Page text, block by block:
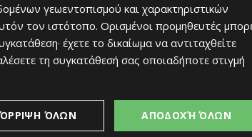
γεωεντοπισμού και χαρακτηριστικών
τον ιστότοπο. Ορισμένοι προμηθευτές
έχετε το δικαίωμα να αντιταχθείτε
τη συγκατάθεσή σας οποιαδήποτε στιγμή
ΑΠΟΔΟΧΉ ΌΛΩΝ
ΌΛΩΝ